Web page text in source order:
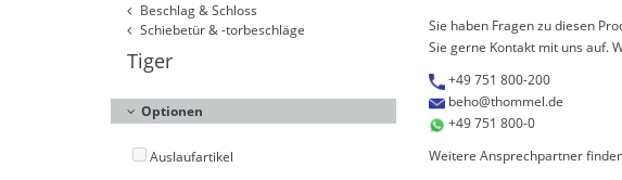
Beschlag & Schloss
Schiebetür & -torbeschläge
Tiger
Optionen
Auslaufartikel
Sie haben Fragen zu diesen
Sie gerne Kontakt mit uns auf.
+49 751 800-200
beho@thommel.de
+49 751 800-0
Weitere Ansprechpartner